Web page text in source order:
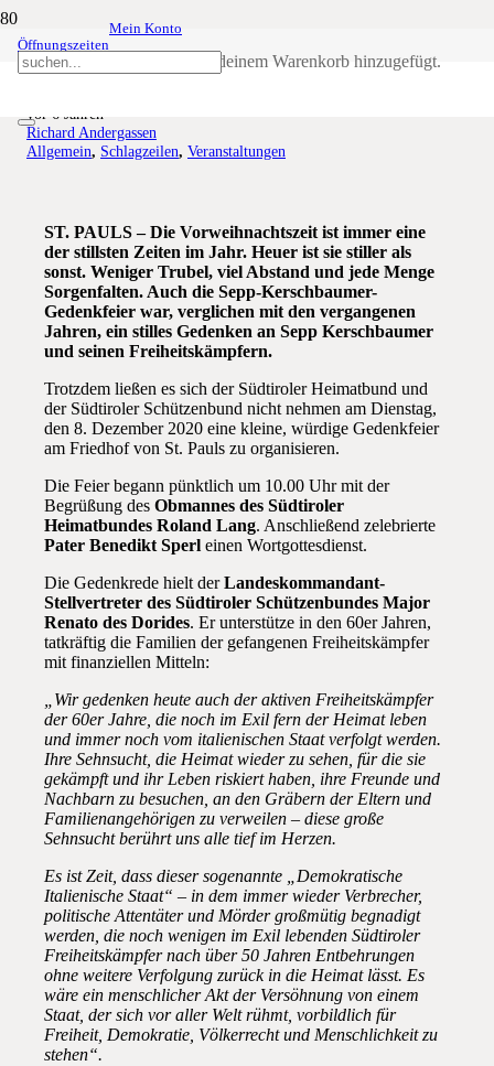
Öffnungszeiten
Mein Konto
wurde deinem Warenkorb hinzugefügt.
Holt sie endlich Heim!
vor 6 Jahren
Richard Andergassen
Allgemein, Schlagzeilen, Veranstaltungen
ST. PAULS – Die Vorweihnachtszeit ist immer eine
der stillsten Zeiten im Jahr. Heuer ist sie stiller als
sonst. Weniger Trubel, viel Abstand und jede Menge
Sorgenfalten. Auch die Sepp-Kerschbaumer-
Gedenkfeier war, verglichen mit den vergangenen
Jahren, ein stilles Gedenken an Sepp Kerschbaumer
und seinen Freiheitskämpfern.
Trotzdem ließen es sich der Südtiroler Heimatbund und
der Südtiroler Schützenbund nicht nehmen am Dienstag,
den 8. Dezember 2020 eine kleine, würdige Gedenkfeier
am Friedhof von St. Pauls zu organisieren.
Die Feier begann pünktlich um 10.00 Uhr mit der
Begrüßung des Obmannes des Südtiroler
Heimatbundes Roland Lang. Anschließend zelebrierte
Pater Benedikt Sperl einen Wortgottesdienst.
Die Gedenkrede hielt derLandeskommandant-
Stellvertreter des Südtiroler Schützenbundes Major
Renato des Dorides. Er unterstütze in den 60er Jahren,
tatkräftig die Familien der gefangenen Freiheitskämpfer
mit finanziellen Mitteln:
„Wir gedenken heute auch der aktiven Freiheitskämpfer
der 60er Jahre, die noch im Exil fern der Heimat leben
und immer noch vom italienischen Staat verfolgt werden.
Ihre Sehnsucht, die Heimat wieder zu sehen, für die sie
gekämpft und ihr Leben riskiert haben, ihre Freunde und
Nachbarn zu besuchen, an den Gräbern der Eltern und
Familienangehörigen zu verweilen – diese große
Sehnsucht berührt uns alle tief im Herzen.
Es ist Zeit, dass dieser sogenannte „Demokratische
Italienische Staat“ – in dem immer wieder Verbrecher,
politische Attentäter und Mörder großmütig begnadigt
werden, die noch wenigen im Exil lebenden Südtiroler
Freiheitskämpfer nach über 50 Jahren Entbehrungen
ohne weitere Verfolgung zurück in die Heimat lässt. Es
wäre ein menschlicher Akt der Versöhnung von einem
Staat, der sich vor aller Welt rühmt, vorbildlich für
Freiheit, Demokratie, Völkerrecht und Menschlichkeit zu
stehen“.